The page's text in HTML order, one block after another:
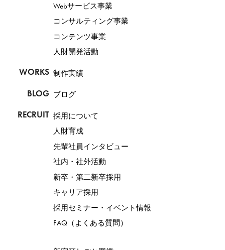
Webサービス事業
コンサルティング事業
コンテンツ事業
人財開発活動
WORKS 制作実績
BLOG ブログ
RECRUIT 採用について
人財育成
先輩社員インタビュー
社内・社外活動
新卒・第二新卒採用
キャリア採用
採用セミナー・イベント情報
FAQ（よくある質問）